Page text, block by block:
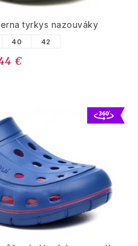
tyrkys nazouváky
40 42
€